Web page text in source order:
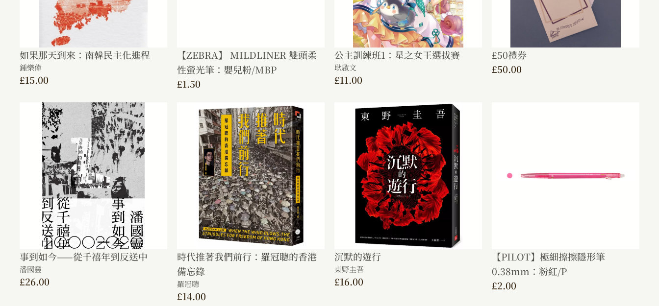
如果那天到來：南韓民主化進程
鍾樂偉
£15.00
【ZEBRA】 MILDLINER 雙頭柔
性螢光筆：嬰兒粉/MBP
£1.50
公主訓練班1：星之女王選拔賽
耿啟文
£11.00
£50禮券
£50.00
事到如今——從千禧年到反送中
潘國靈
£26.00
時代推著我們前行：羅冠聰的香港
備忘錄
羅冠聰
£14.00
沉默的遊行
東野圭吾
£16.00
【PILOT】極細擦擦隱形筆
0.38mm：粉紅/P
£2.00